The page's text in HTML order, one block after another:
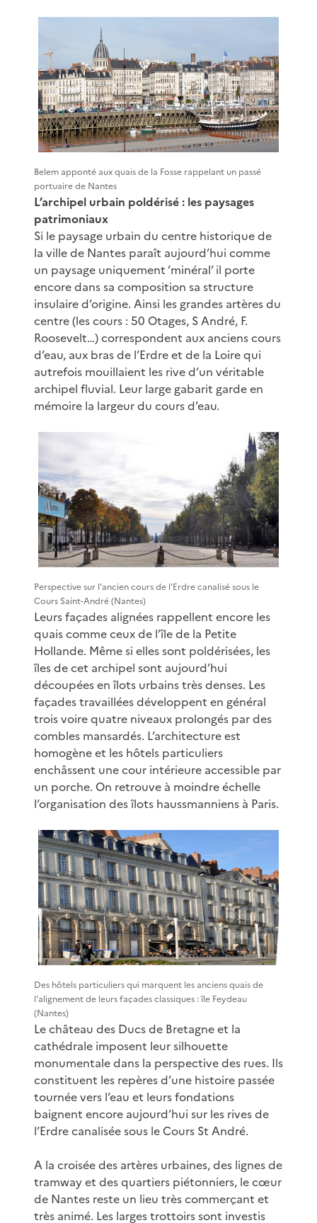
Belem apponté aux quais de la Fosse rappelant un passé
portuaire de Nantes
L’archipel urbain poldérisé : les paysages
patrimoniaux
Si le paysage urbain du centre historique de
la ville de Nantes paraît aujourd’hui comme
un paysage uniquement ’minéral’ il porte
encore dans sa composition sa structure
insulaire d’origine. Ainsi les grandes artères du
centre (les cours : 50 Otages, S André, F.
Roosevelt…) correspondent aux anciens cours
d’eau, aux bras de l’Erdre et de la Loire qui
autrefois mouillaient les rive d’un véritable
archipel fluvial. Leur large gabarit garde en
mémoire la largeur du cours d’eau.
Perspective sur l'ancien cours de l'Erdre canalisé sous le
Cours Saint-André (Nantes)
Leurs façades alignées rappellent encore les
quais comme ceux de l’île de la Petite
Hollande. Même si elles sont poldérisées, les
îles de cet archipel sont aujourd’hui
découpées en îlots urbains très denses. Les
façades travaillées développent en général
trois voire quatre niveaux prolongés par des
combles mansardés. L’architecture est
homogène et les hôtels particuliers
enchâssent une cour intérieure accessible par
un porche. On retrouve à moindre échelle
l’organisation des îlots haussmanniens à Paris.
Des hôtels particuliers qui marquent les anciens quais de
l'alignement de leurs façades classiques : île Feydeau
(Nantes)
Le château des Ducs de Bretagne et la
cathédrale imposent leur silhouette
monumentale dans la perspective des rues. Ils
constituent les repères d’une histoire passée
tournée vers l’eau et leurs fondations
baignent encore aujourd’hui sur les rives de
l’Erdre canalisée sous le Cours St André.
A la croisée des artères urbaines, des lignes de
tramway et des quartiers piétonniers, le cœur
de Nantes reste un lieu très commerçant et
très animé. Les larges trottoirs sont investis